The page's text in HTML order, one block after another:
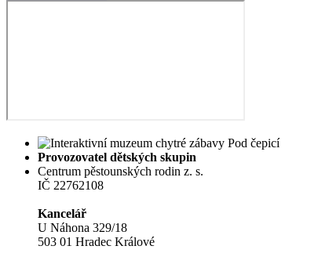
Provozovatel dětských skupin
Centrum pěstounských rodin z. s.
IČ 22762108
Kancelář
U Náhona 329/18
503 01 Hradec Králové